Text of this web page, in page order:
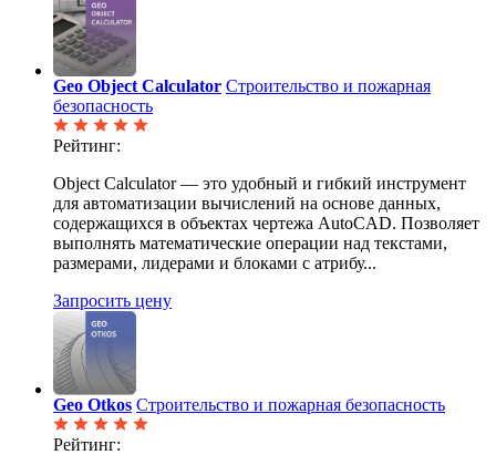
Geo Object Calculator Строительство и пожарная
безопасность
Рейтинг:
Object Calculator — это удобный и гибкий инструмент
для автоматизации вычислений на основе данных,
содержащихся в объектах чертежа AutoCAD. Позволяет
выполнять математические операции над текстами,
размерами, лидерами и блоками с атрибу...
Запросить цену
Geo Otkos Строительство и пожарная безопасность
Рейтинг: